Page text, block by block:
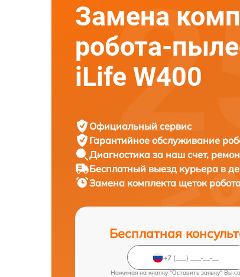
Замена
робота-
iLife W400
Официальный сервис
Гарантийное обслуживание
Диагностика за наш счет,
Бесплатный выезд курьера в
Замена комплекта щеток
Бесплатная
Нажимая на кнопку "Оставить заявку" Вы